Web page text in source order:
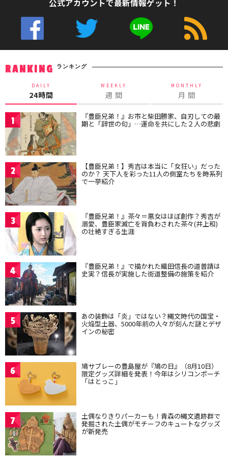
公式アカウントで最新情報ゲット！
RANKING ランキング
DAILY
24時間
WEEKLY
週 間
MONTHLY
月 間
1 『豊臣兄弟！』お市と柴田勝家、自刃しての最
期と「辞世の句」…運命を共にした２人の悲劇
2 【豊臣兄弟！】秀吉は本当に「女狂い」だった
のか？ 天下人を彩った11人の側室たちを時系列
で一挙紹介
3 『豊臣兄弟！』茶々＝悪女はほぼ創作？秀吉が
溺愛、豊臣家滅亡を背負わされた茶々(井上和)
の壮絶すぎる生涯
4 『豊臣兄弟！』で描かれた織田信長の道普請は
史実？信長が実施した街道整備の施策を紹介
5 あの装飾は「炎」ではない？縄文時代の国宝・
火焔型土器、5000年前の人々が刻んだ謎とデザ
インの秘密
6 鳩サブレーの豊島屋が『鳩の日』（8月10日）
限定グッズ詳細を発表！今年はシリコンポーチ
「はとっこ」
7 土偶なりきりパーカーも！青森の縄文遺跡群で
発掘された土偶がモチーフのキュートなグッズ
が新発売